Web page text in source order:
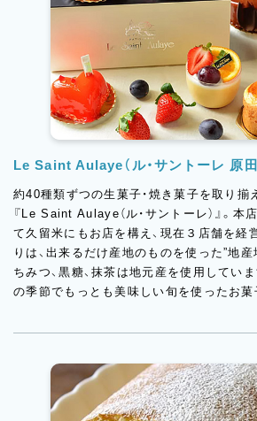
Le Saint Aulaye（ル・サントーレ 原
約40種類ずつの生菓子・焼き菓子を取り揃
『Le Saint Aulaye（ル・サントーレ）』。本
て久留米にもお店を構え、現在３店舗を経
りは、出来るだけ産地のものを使った”地産
ちみつ、黒糖、抹茶は地元産を使用していま
の季節でもっとも美味しい旬を使ったお菓